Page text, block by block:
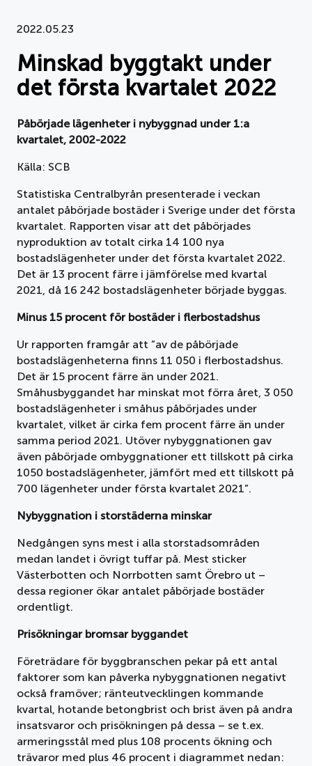
Om APPLiA
Medlemmar
Pressrum
Nyheter
Styrelse
2022.05.23
Minskad byggtakt under
det första kvartalet 2022
Påbörjade lägenheter i nybyggnad under 1:a
kvartalet, 2002-2022
Källa: SCB
Statistiska Centralbyrån presenterade i veckan
antalet påbörjade bostäder i Sverige under det första
kvartalet. Rapporten visar att det påbörjades
nyproduktion av totalt cirka 14 100 nya
bostadslägenheter under det första kvartalet 2022.
Det är 13 procent färre i jämförelse med kvartal
2021, då 16 242 bostadslägenheter började byggas.
Minus 15 procent för bostäder i flerbostadshus
Ur rapporten framgår att ”av de påbörjade
bostadslägenheterna finns 11 050 i flerbostadshus.
Det är 15 procent färre än under 2021.
Småhusbyggandet har minskat mot förra året, 3 050
bostadslägenheter i småhus påbörjades under
kvartalet, vilket är cirka fem procent färre än under
samma period 2021. Utöver nybyggnationen gav
även påbörjade ombyggnationer ett tillskott på cirka
1050 bostadslägenheter, jämfört med ett tillskott på
700 lägenheter under första kvartalet 2021”.
Nybyggnation i storstäderna minskar
Nedgången syns mest i alla storstadsområden
medan landet i övrigt tuffar på. Mest sticker
Västerbotten och Norrbotten samt Örebro ut –
dessa regioner ökar antalet påbörjade bostäder
ordentligt.
Prisökningar bromsar byggandet
Företrädare för byggbranschen pekar på ett antal
faktorer som kan påverka nybyggnationen negativt
också framöver; ränteutvecklingen kommande
kvartal, hotande betongbrist och brist även på andra
insatsvaror och prisökningen på dessa – se t.ex.
armeringsstål med plus 108 procents ökning och
trävaror med plus 46 procent i diagrammet nedan: